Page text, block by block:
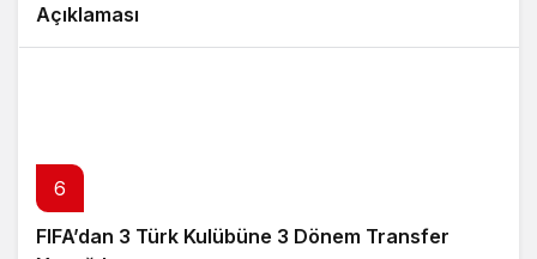
Açıklaması
6
FIFA’dan 3 Türk Kulübüne 3 Dönem Transfer